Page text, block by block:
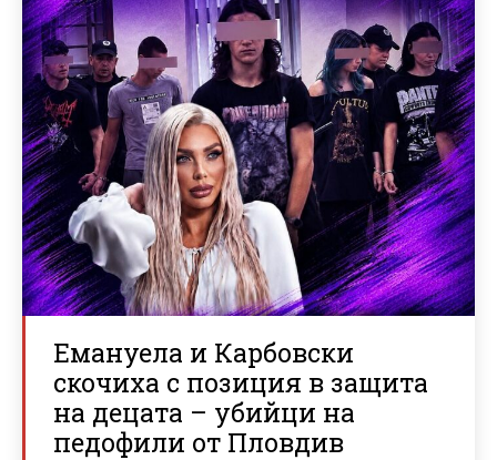
Емануела и Карбовски
скочиха с позиция в защита
на децата – убийци на
педофили от Пловдив